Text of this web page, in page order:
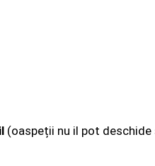
(oaspeții nu il pot deschide